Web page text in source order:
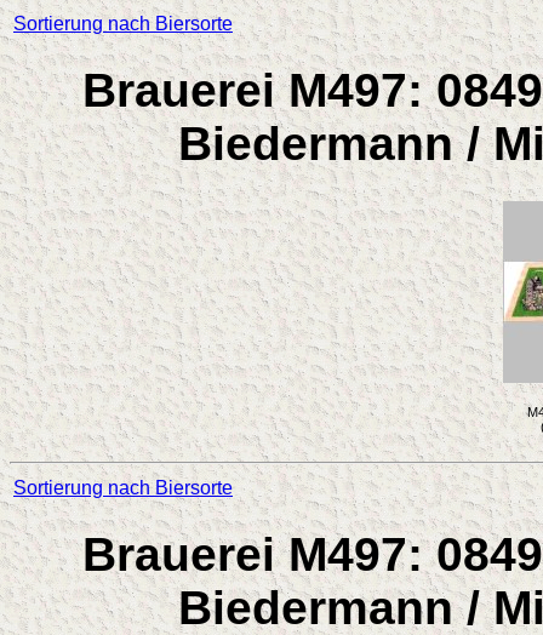
Sortierung nach Biersorte
Brauerei M497:
Biedermann /
Sortierung nach Biersorte
Brauerei M497:
Biedermann /